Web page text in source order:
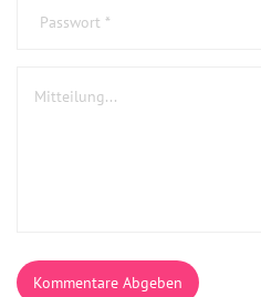
Kommentare Abgeben